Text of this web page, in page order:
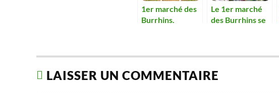
1er marché des
Burrhins.
Le 1er marché
des Burrhins se
LAISSER UN COMMENTAIRE